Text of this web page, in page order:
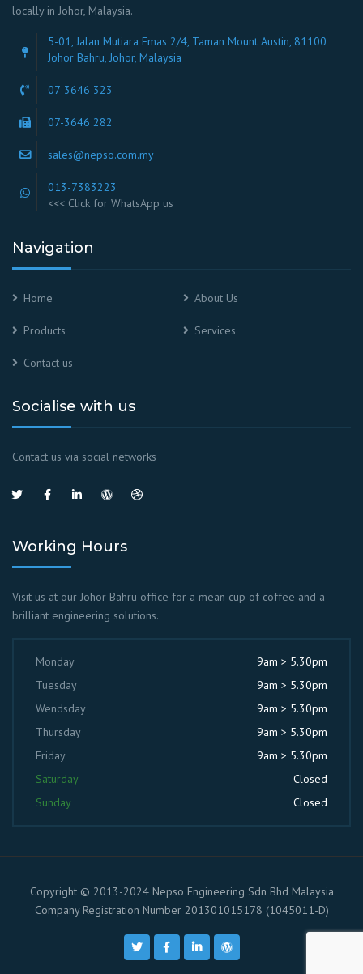
locally in Johor, Malaysia.
5-01, Jalan Mutiara Emas 2/4, Taman Mount Austin, 81100
Johor Bahru, Johor, Malaysia
07-3646 323
07-3646 282
sales@nepso.com.my
013-7383223
<<< Click for WhatsApp us
Navigation
Home About Us
Products Services
Contact us
Socialise with us
Contact us via social networks
Working Hours
Visit us at our Johor Bahru office for a mean cup of coffee and a
brilliant engineering solutions.
Monday
9am > 5.30pm
Tuesday
9am > 5.30pm
Wendsday
9am > 5.30pm
Thursday
9am > 5.30pm
Friday
9am > 5.30pm
Saturday
Closed
Sunday
Closed
Copyright © 2013-2024 Nepso Engineering Sdn Bhd Malaysia
Company Registration Number 201301015178 (1045011-D)